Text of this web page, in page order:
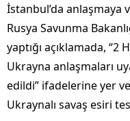
İstanbul’da anlaşmaya
Rusya Savunma
yaptığı açıklamada, “2
Ukrayna anlaşmaları
edildi” ifadelerine yer
Ukraynalı savaş esiri